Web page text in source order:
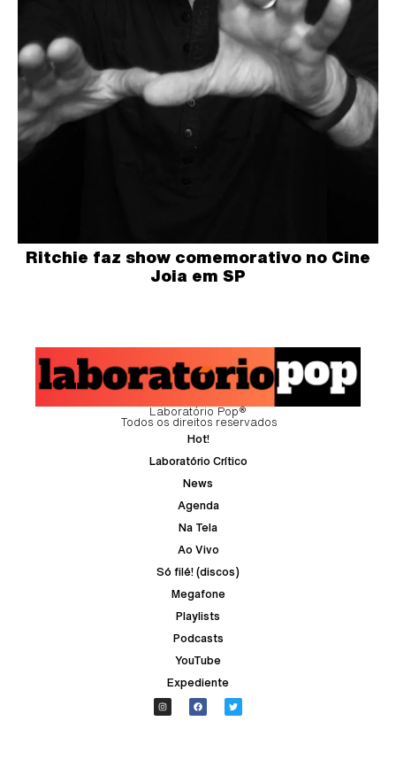
Ritchie faz show comemorativo no Cine
Joia em SP
Laboratório Pop®
Todos os direitos reservados
Hot!
Laboratório Crítico
News
Agenda
Na Tela
Ao Vivo
Só filé! (discos)
Megafone
Playlists
Podcasts
YouTube
Expediente